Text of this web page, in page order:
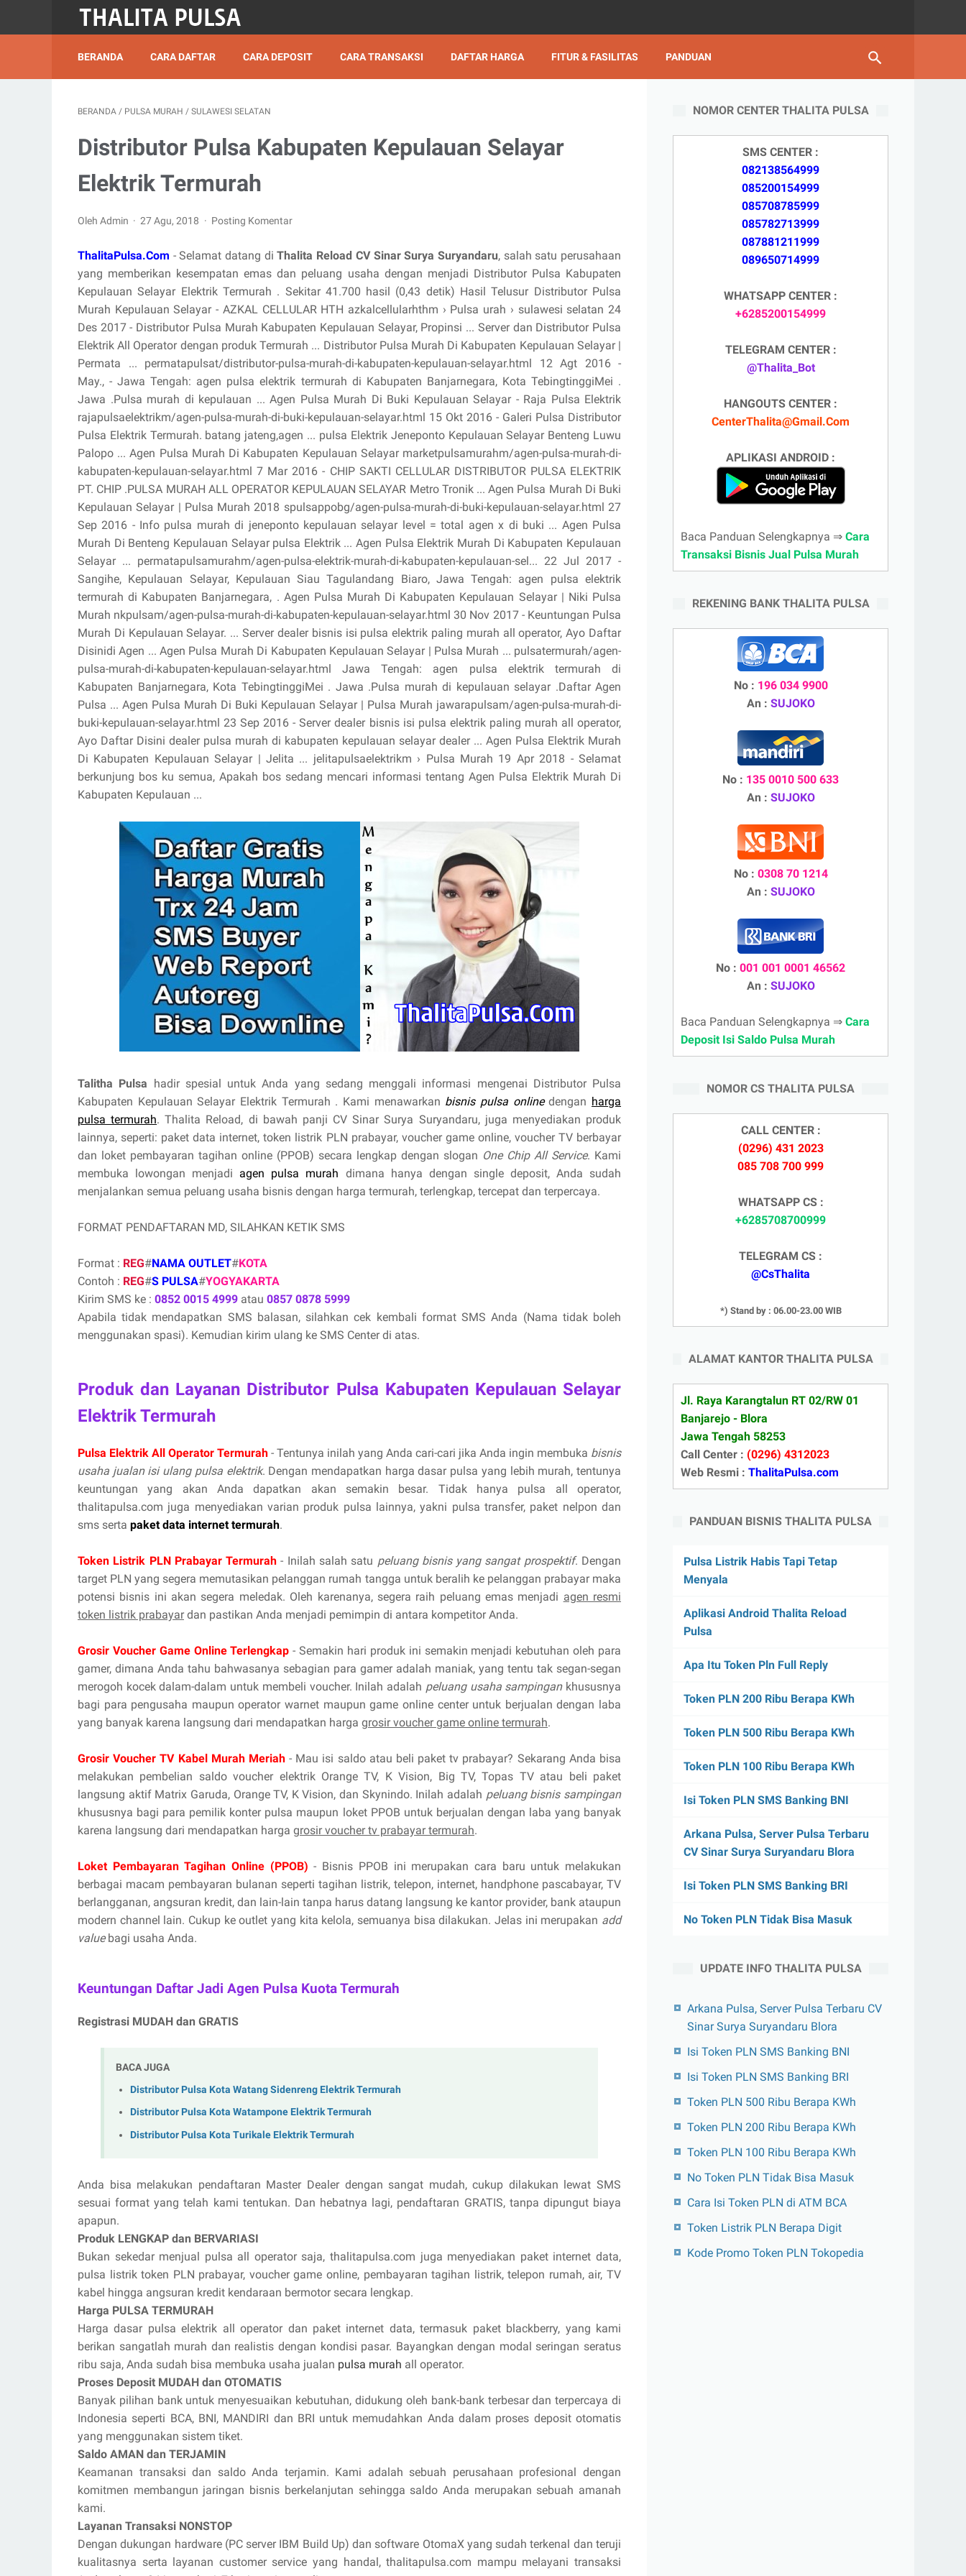
BERANDA CARA DAFTAR CARA DEPOSIT CARA TRANSAKSI DAFTAR HARGA FITUR & FASILITAS PANDUAN
BERANDA / PULSA MURAH / SULAWESI SELATAN
Distributor Pulsa Kabupaten Kepulauan Selayar
Elektrik Termurah
Oleh Admin 27 Agu, 2018 Posting Komentar
ThalitaPulsa.Com - Selamat datang diThalita Reload CV Sinar Surya Suryandaru, salah satu perusahaan
yang memberikan kesempatan emas dan peluang usaha dengan menjadi Distributor Pulsa Kabupaten
Kepulauan Selayar Elektrik Termurah . Sekitar 41.700 hasil (0,43 detik) Hasil Telusur Distributor Pulsa
Murah Kepulauan Selayar - AZKAL CELLULAR HTH azkalcellularhthm › Pulsa urah › sulawesi selatan 24
Des 2017 - Distributor Pulsa Murah Kabupaten Kepulauan Selayar, Propinsi ... Server dan Distributor Pulsa
Elektrik All Operator dengan produk Termurah ... Distributor Pulsa Murah Di Kabupaten Kepulauan Selayar |
Permata ... permatapulsat/distributor-pulsa-murah-di-kabupaten-kepulauan-selayar.html 12 Agt 2016 -
May., - Jawa Tengah: agen pulsa elektrik termurah di Kabupaten Banjarnegara, Kota TebingtinggiMei .
Jawa .Pulsa murah di kepulauan ... Agen Pulsa Murah Di Buki Kepulauan Selayar - Raja Pulsa Elektrik
rajapulsaelektrikm/agen-pulsa-murah-di-buki-kepulauan-selayar.html 15 Okt 2016 - Galeri Pulsa Distributor
Pulsa Elektrik Termurah. batang jateng,agen ... pulsa Elektrik Jeneponto Kepulauan Selayar Benteng Luwu
Palopo ... Agen Pulsa Murah Di Kabupaten Kepulauan Selayar marketpulsamurahm/agen-pulsa-murah-di-
kabupaten-kepulauan-selayar.html 7 Mar 2016 - CHIP SAKTI CELLULAR DISTRIBUTOR PULSA ELEKTRIK
PT. CHIP .PULSA MURAH ALL OPERATOR KEPULAUAN SELAYAR Metro Tronik ... Agen Pulsa Murah Di Buki
Kepulauan Selayar | Pulsa Murah 2018 spulsappobg/agen-pulsa-murah-di-buki-kepulauan-selayar.html 27
Sep 2016 - Info pulsa murah di jeneponto kepulauan selayar level = total agen x di buki ... Agen Pulsa
Murah Di Benteng Kepulauan Selayar pulsa Elektrik ... Agen Pulsa Elektrik Murah Di Kabupaten Kepulauan
Selayar ... permatapulsamurahm/agen-pulsa-elektrik-murah-di-kabupaten-kepulauan-sel... 22 Jul 2017 -
Sangihe, Kepulauan Selayar, Kepulauan Siau Tagulandang Biaro, Jawa Tengah: agen pulsa elektrik
termurah di Kabupaten Banjarnegara, . Agen Pulsa Murah Di Kabupaten Kepulauan Selayar | Niki Pulsa
Murah nkpulsam/agen-pulsa-murah-di-kabupaten-kepulauan-selayar.html 30 Nov 2017 - Keuntungan Pulsa
Murah Di Kepulauan Selayar. ... Server dealer bisnis isi pulsa elektrik paling murah all operator, Ayo Daftar
Disinidi Agen ... Agen Pulsa Murah Di Kabupaten Kepulauan Selayar | Pulsa Murah ... pulsatermurah/agen-
pulsa-murah-di-kabupaten-kepulauan-selayar.html Jawa Tengah: agen pulsa elektrik termurah di
Kabupaten Banjarnegara, Kota TebingtinggiMei . Jawa .Pulsa murah di kepulauan selayar .Daftar Agen
Pulsa ... Agen Pulsa Murah Di Buki Kepulauan Selayar | Pulsa Murah jawarapulsam/agen-pulsa-murah-di-
buki-kepulauan-selayar.html 23 Sep 2016 - Server dealer bisnis isi pulsa elektrik paling murah all operator,
Ayo Daftar Disini dealer pulsa murah di kabupaten kepulauan selayar dealer ... Agen Pulsa Elektrik Murah
Di Kabupaten Kepulauan Selayar | Jelita ... jelitapulsaelektrikm › Pulsa Murah 19 Apr 2018 - Selamat
berkunjung bos ku semua, Apakah bos sedang mencari informasi tentang Agen Pulsa Elektrik Murah Di
Kabupaten Kepulauan ...
Talitha Pulsa hadir spesial untuk Anda yang sedang menggali informasi mengenai Distributor Pulsa
Kabupaten Kepulauan Selayar Elektrik Termurah . Kami menawarkan bisnis pulsa onlinedengan harga
pulsa termurah. Thalita Reload, di bawah panji CV Sinar Surya Suryandaru, juga menyediakan produk
lainnya, seperti: paket data internet, token listrik PLN prabayar, voucher game online, voucher TV berbayar
dan loket pembayaran tagihan online (PPOB) secara lengkap dengan slogan One Chip All Service. Kami
membuka lowongan menjadi agen pulsa murah dimana hanya dengan single deposit, Anda sudah
menjalankan semua peluang usaha bisnis dengan harga termurah, terlengkap, tercepat dan terpercaya.
FORMAT PENDAFTARAN MD, SILAHKAN KETIK SMS
Format : REG#NAMA OUTLET#KOTA
Contoh : REG#S PULSA#YOGYAKARTA
Kirim SMS ke : 0852 0015 4999 atau 0857 0878 5999
Apabila tidak mendapatkan SMS balasan, silahkan cek kembali format SMS Anda (Nama tidak boleh
menggunakan spasi). Kemudian kirim ulang ke SMS Center di atas.
Produk dan Layanan Distributor Pulsa Kabupaten Kepulauan Selayar
Elektrik Termurah
Pulsa Elektrik All Operator Termurah - Tentunya inilah yang Anda cari-cari jika Anda ingin membuka bisnis
usaha jualan isi ulang pulsa elektrik. Dengan mendapatkan harga dasar pulsa yang lebih murah, tentunya
keuntungan yang akan Anda dapatkan akan semakin besar. Tidak hanya pulsa all operator,
thalitapulsa.com juga menyediakan varian produk pulsa lainnya, yakni pulsa transfer, paket nelpon dan
sms serta paket data internet termurah.
Token Listrik PLN Prabayar Termurah - Inilah salah satu peluang bisnis yang sangat prospektif. Dengan
target PLN yang segera memutasikan pelanggan rumah tangga untuk beralih ke pelanggan prabayar maka
potensi bisnis ini akan segera meledak. Oleh karenanya, segera raih peluang emas menjadi agen resmi
token listrik prabayardan pastikan Anda menjadi pemimpin di antara kompetitor Anda.
Grosir Voucher Game Online Terlengkap - Semakin hari produk ini semakin menjadi kebutuhan oleh para
gamer, dimana Anda tahu bahwasanya sebagian para gamer adalah maniak, yang tentu tak segan-segan
merogoh kocek dalam-dalam untuk membeli voucher. Inilah adalah peluang usaha sampingankhususnya
bagi para pengusaha maupun operator warnet maupun game online center untuk berjualan dengan laba
yang banyak karena langsung dari mendapatkan harga grosir voucher game online termurah.
Grosir Voucher TV Kabel Murah Meriah- Mau isi saldo atau beli paket tv prabayar? Sekarang Anda bisa
melakukan pembelian saldo voucher elektrik Orange TV, K Vision, Big TV, Topas TV atau beli paket
langsung aktif Matrix Garuda, Orange TV, K Vision, dan Skynindo. Inilah adalah peluang bisnis sampingan
khususnya bagi para pemilik konter pulsa maupun loket PPOB untuk berjualan dengan laba yang banyak
karena langsung dari mendapatkan harga grosir voucher tv prabayar termurah.
Loket Pembayaran Tagihan Online (PPOB) - Bisnis PPOB ini merupakan cara baru untuk melakukan
berbagai macam pembayaran bulanan seperti tagihan listrik, telepon, internet, handphone pascabayar, TV
berlangganan, angsuran kredit, dan lain-lain tanpa harus datang langsung ke kantor provider, bank ataupun
modern channel lain. Cukup ke outlet yang kita kelola, semuanya bisa dilakukan. Jelas ini merupakan add
valuebagi usaha Anda.
Keuntungan Daftar Jadi Agen Pulsa Kuota Termurah
Registrasi MUDAH dan GRATIS
BACA JUGA
Distributor Pulsa Kota Watang Sidenreng Elektrik Termurah
Distributor Pulsa Kota Watampone Elektrik Termurah
Distributor Pulsa Kota Turikale Elektrik Termurah
Anda bisa melakukan pendaftaran Master Dealer dengan sangat mudah, cukup dilakukan lewat SMS
sesuai format yang telah kami tentukan. Dan hebatnya lagi, pendaftaran GRATIS, tanpa dipungut biaya
apapun.
Produk LENGKAP dan BERVARIASI
Bukan sekedar menjual pulsa all operator saja, thalitapulsa.com juga menyediakan paket internet data,
pulsa listrik token PLN prabayar, voucher game online, pembayaran tagihan listrik, telepon rumah, air, TV
kabel hingga angsuran kredit kendaraan bermotor secara lengkap.
Harga PULSA TERMURAH
Harga dasar pulsa elektrik all operator dan paket internet data, termasuk paket blackberry, yang kami
berikan sangatlah murah dan realistis dengan kondisi pasar. Bayangkan dengan modal seringan seratus
ribu saja, Anda sudah bisa membuka usaha jualan pulsa murah all operator.
Proses Deposit MUDAH dan OTOMATIS
Banyak pilihan bank untuk menyesuaikan kebutuhan, didukung oleh bank-bank terbesar dan terpercaya di
Indonesia seperti BCA, BNI, MANDIRI dan BRI untuk memudahkan Anda dalam proses deposit otomatis
yang menggunakan sistem tiket.
Saldo AMAN dan TERJAMIN
Keamanan transaksi dan saldo Anda terjamin. Kami adalah sebuah perusahaan profesional dengan
komitmen membangun jaringan bisnis berkelanjutan sehingga saldo Anda merupakan sebuah amanah
kami.
Layanan Transaksi NONSTOP
Dengan dukungan hardware (PC server IBM Build Up) dan software OtomaX yang sudah terkenal dan teruji
kualitasnya serta layanan customer service yang handal, thalitapulsa.com mampu melayani transaksi
NOMOR CENTER THALITA PULSA
SMS CENTER :
082138564999
085200154999
085708785999
085782713999
087881211999
089650714999
WHATSAPP CENTER :
+6285200154999
TELEGRAM CENTER :
@Thalita_Bot
HANGOUTS CENTER :
CenterThalita@Gmail.Com
APLIKASI ANDROID :
Baca Panduan Selengkapnya ⇒ Cara
Transaksi Bisnis Jual Pulsa Murah
REKENING BANK THALITA PULSA
No : 196 034 9900
An : SUJOKO
No : 135 0010 500 633
An : SUJOKO
No : 0308 70 1214
An : SUJOKO
No : 001 001 0001 46562
An : SUJOKO
Baca Panduan Selengkapnya ⇒ Cara
Deposit Isi Saldo Pulsa Murah
NOMOR CS THALITA PULSA
CALL CENTER :
(0296) 431 2023
085 708 700 999
WHATSAPP CS :
+6285708700999
TELEGRAM CS :
@CsThalita
*) Stand by : 06.00-23.00 WIB
ALAMAT KANTOR THALITA PULSA
Jl. Raya Karangtalun RT 02/RW 01
Banjarejo - Blora
Jawa Tengah 58253
Call Center : (0296) 4312023
Web Resmi : ThalitaPulsa.com
PANDUAN BISNIS THALITA PULSA
Pulsa Listrik Habis Tapi Tetap
Menyala
Aplikasi Android Thalita Reload
Pulsa
Apa Itu Token Pln Full Reply
Token PLN 200 Ribu Berapa KWh
Token PLN 500 Ribu Berapa KWh
Token PLN 100 Ribu Berapa KWh
Isi Token PLN SMS Banking BNI
Arkana Pulsa, Server Pulsa Terbaru
CV Sinar Surya Suryandaru Blora
Isi Token PLN SMS Banking BRI
No Token PLN Tidak Bisa Masuk
UPDATE INFO THALITA PULSA
Arkana Pulsa, Server Pulsa Terbaru CV
Sinar Surya Suryandaru Blora
Isi Token PLN SMS Banking BNI
Isi Token PLN SMS Banking BRI
Token PLN 500 Ribu Berapa KWh
Token PLN 200 Ribu Berapa KWh
Token PLN 100 Ribu Berapa KWh
No Token PLN Tidak Bisa Masuk
Cara Isi Token PLN di ATM BCA
Token Listrik PLN Berapa Digit
Kode Promo Token PLN Tokopedia